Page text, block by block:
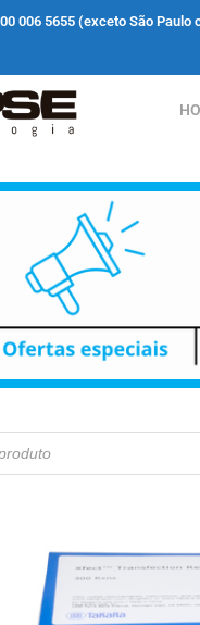
006 5655 (exceto São Paulo